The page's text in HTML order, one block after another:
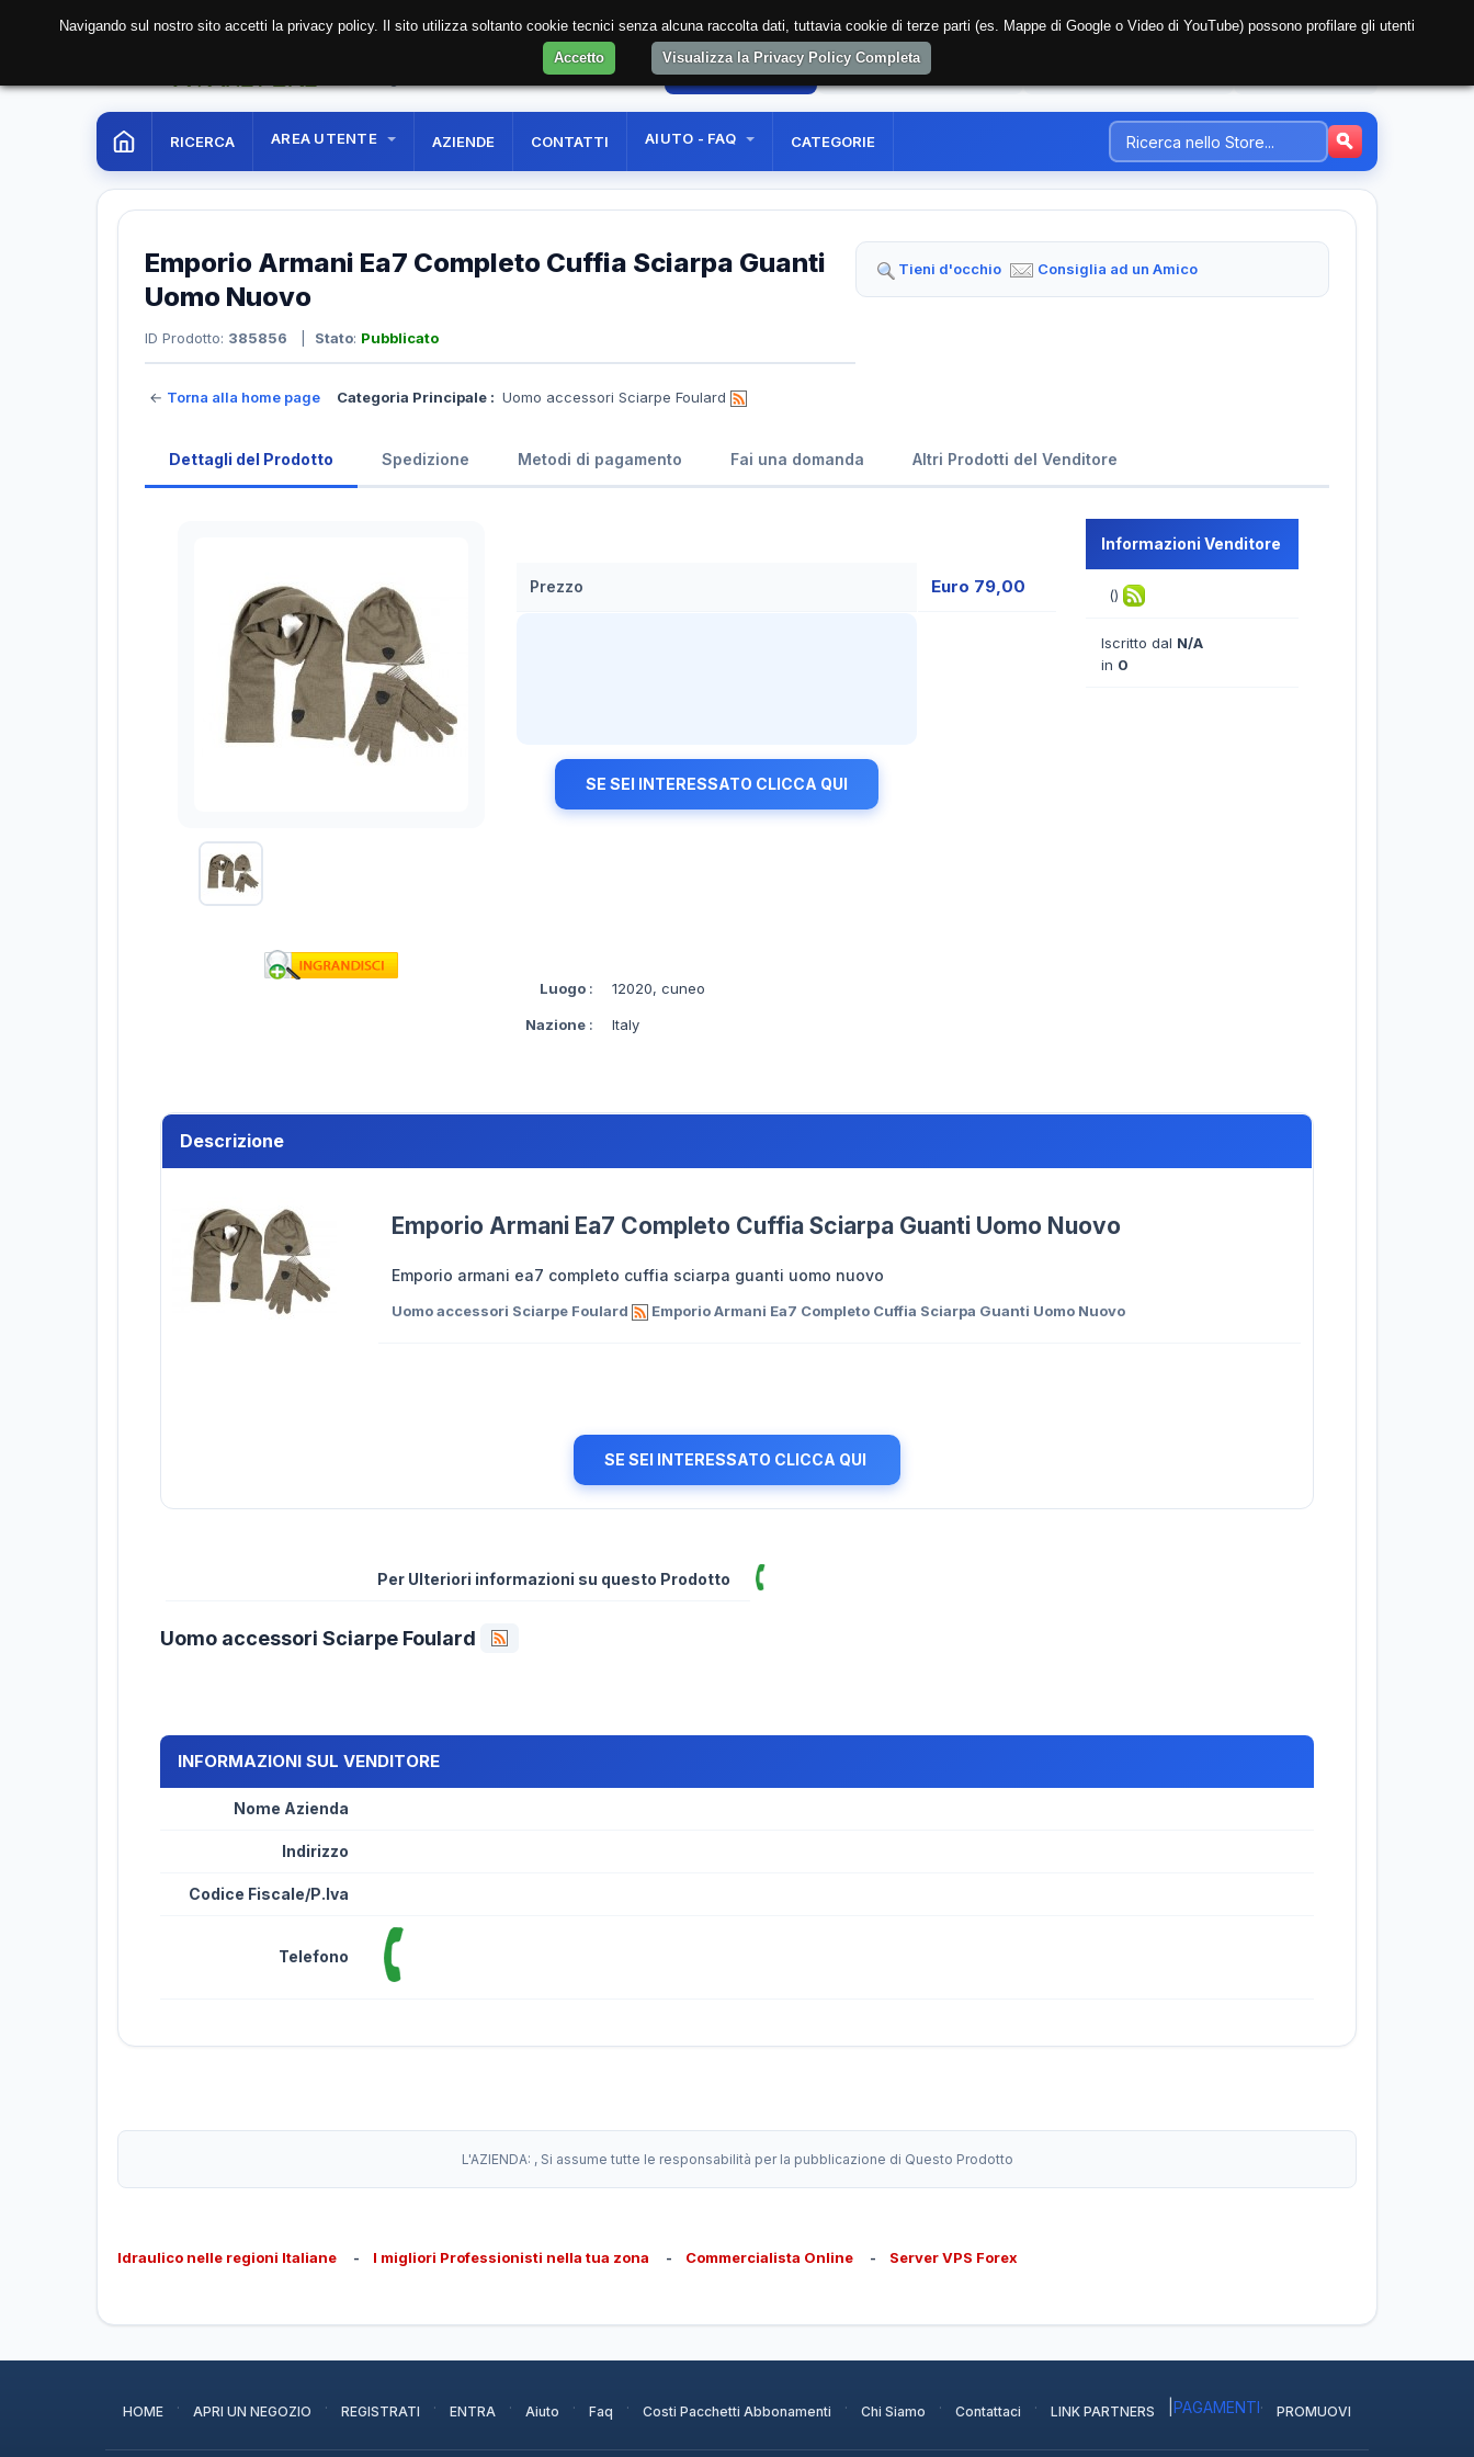
AREA RISERVATA REGISTRAZIONE UTENTE
RICERCA AREA UTENTE AZIENDE CONTATTI AIUTO - FAQ CATEGORIE
Emporio Armani Ea7 Completo Cuffia Sciarpa Guanti
Uomo Nuovo
ID Prodotto: 385856 Stato: Pubblicato
← Torna alla home page Categoria Principale : Uomo accessori Sciarpe Foulard
Tieni d'occhio Consiglia ad un Amico
Dettagli del Prodotto Spedizione Metodi di pagamento Fai una domanda Altri Prodotti del Venditore
Prezzo Euro 79,00
SE SEI INTERESSATO CLICCA QUI
Luogo : 12020, cuneo
Nazione : Italy
Informazioni Venditore
()
Iscritto dal N/A
in 0
Descrizione
Emporio Armani Ea7 Completo Cuffia Sciarpa Guanti Uomo Nuovo
Emporio armani ea7 completo cuffia sciarpa guanti uomo nuovo
Uomo accessori Sciarpe Foulard Emporio Armani Ea7 Completo Cuffia Sciarpa Guanti Uomo Nuovo
SE SEI INTERESSATO CLICCA QUI
Per Ulteriori informazioni su questo Prodotto
Uomo accessori Sciarpe Foulard
INFORMAZIONI SUL VENDITORE
Nome Azienda
Indirizzo
Codice Fiscale/P.Iva
Telefono
L'AZIENDA: , Si assume tutte le responsabilità per la pubblicazione di Questo Prodotto
Idraulico nelle regioni Italiane - I migliori Professionisti nella tua zona - Commercialista Online - Server VPS Forex
HOME · APRI UN NEGOZIO · REGISTRATI · ENTRA · Aiuto · Faq · Costi Pacchetti Abbonamenti · Chi Siamo · Contattaci · LINK PARTNERS PAGAMENTI· PROMUOVI
Navigando sul nostro sito accetti la privacy policy. Il sito utilizza soltanto cookie tecnici senza alcuna raccolta dati, tuttavia cookie di terze parti (es. Mappe di Google o Video di YouTube) possono profilare gli utenti
Accetto
Visualizza la Privacy Policy Completa